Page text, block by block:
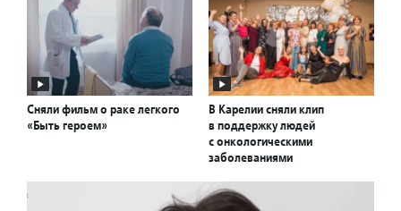
Сняли фильм о раке легкого
«Быть героем»
В Карелии сняли клип
в поддержку людей
с онкологическими
заболеваниями